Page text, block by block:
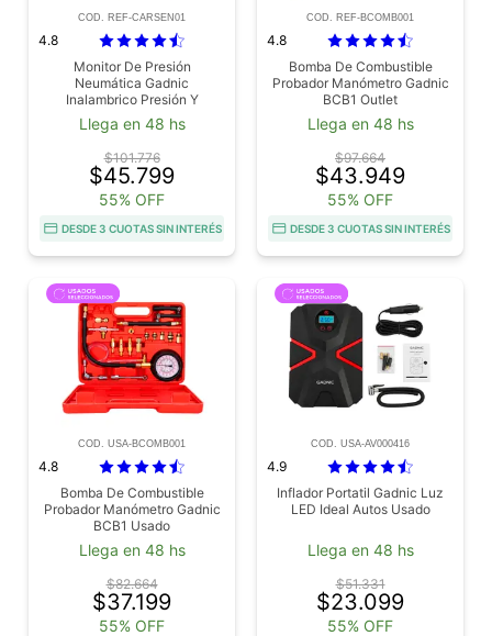
COD. REF-CARSEN01
4.8
Monitor De Presión
Neumática Gadnic
Inalambrico Presión Y
Temperatura Outlet
Llega en 48 hs
$101.776
$45.799
55% OFF
DESDE 3 CUOTAS SIN INTERÉS
COD. REF-BCOMB001
4.8
Bomba De Combustible
Probador Manómetro Gadnic
BCB1 Outlet
Llega en 48 hs
$97.664
$43.949
55% OFF
DESDE 3 CUOTAS SIN INTERÉS
COD. USA-BCOMB001
4.8
Bomba De Combustible
Probador Manómetro Gadnic
BCB1 Usado
Llega en 48 hs
$82.664
$37.199
55% OFF
COD. USA-AV000416
4.9
Inflador Portatil Gadnic Luz
LED Ideal Autos Usado
Llega en 48 hs
$51.331
$23.099
55% OFF